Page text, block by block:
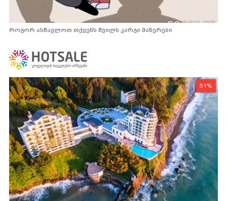
როგორ ასწავლოთ თქვენს შვილს კარგი მანერები
51%